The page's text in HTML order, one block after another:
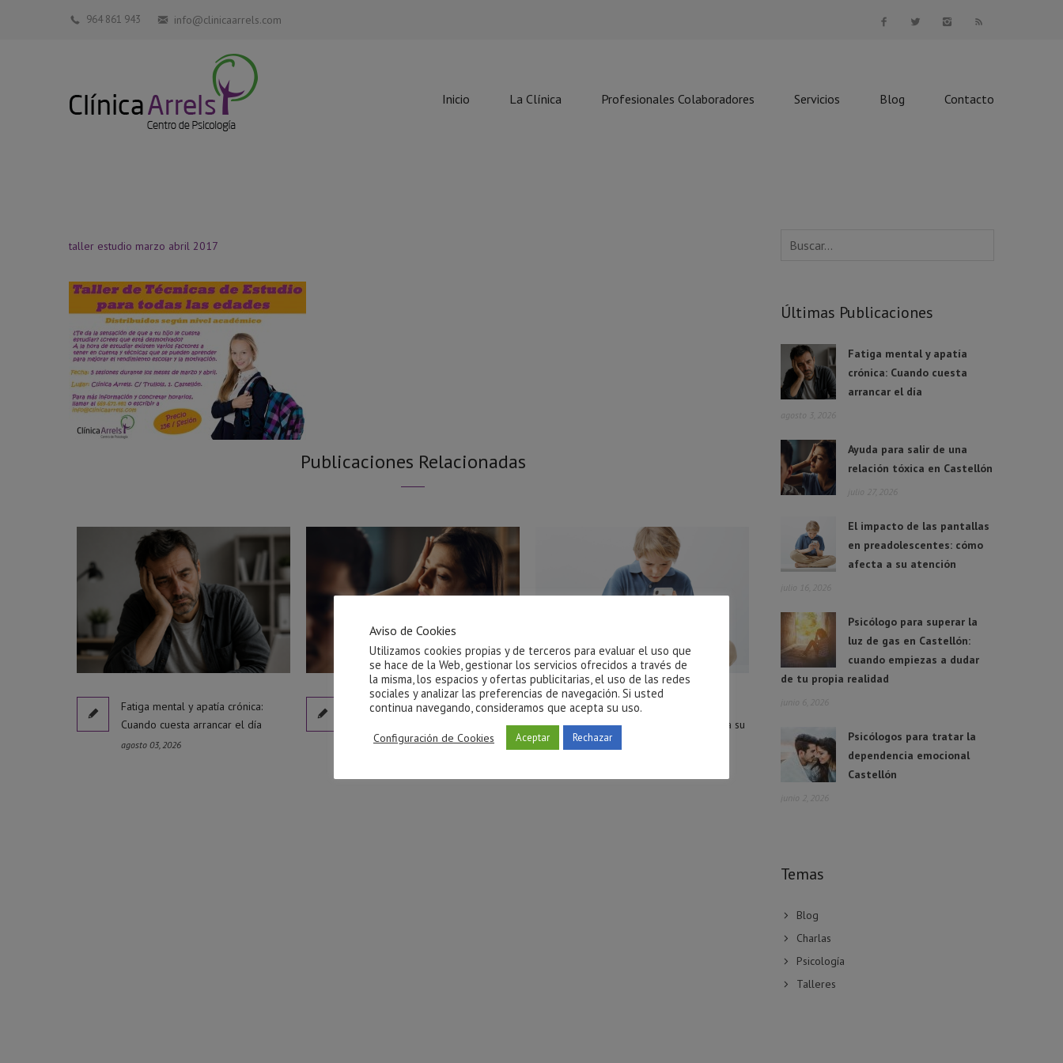
964 861 943 info@clinicaarrels.com
Inicio La Clínica Profesionales Colaboradores Servicios Blog Contacto
taller estudio marzo abril 2017
Publicaciones Relacionadas
Fatiga mental y apatía crónica:
Cuando cuesta arrancar el día
agosto 03, 2026
Ayuda para salir de una relación
julio 27, 2026
El impacto de las pantallas en
preadolescentes: cómo afecta a su
atención
Últimas Publicaciones
Fatiga mental y apatía
crónica: Cuando cuesta
arrancar el día
agosto 3, 2026
Ayuda para salir de una
relación tóxica en Castellón
julio 27, 2026
El impacto de las pantallas
en preadolescentes: cómo
afecta a su atención
julio 16, 2026
Psicólogo para superar la
luz de gas en Castellón:
cuando empiezas a dudar
de tu propia realidad
junio 6, 2026
Psicólogos para tratar la
dependencia emocional
Castellón
junio 2, 2026
Temas
Blog
Charlas
Psicología
Talleres
Aviso de Cookies
Utilizamos cookies propias y de terceros para evaluar el uso que
se hace de la Web, gestionar los servicios ofrecidos a través de
la misma, los espacios y ofertas publicitarias, el uso de las redes
sociales y analizar las preferencias de navegación. Si usted
continua navegando, consideramos que acepta su uso.
Configuración de Cookies Aceptar Rechazar